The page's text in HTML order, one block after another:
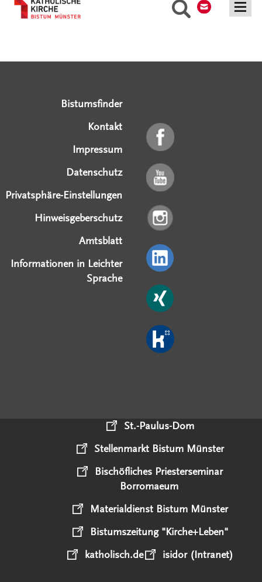
Suche
Bistumsfinder
Kontakt
Impressum
Datenschutz
Privatsphäre-Einstellungen
Hinweisgeberschutz
Amtsblatt
Informationen in Leichter
Sprache
St.-Paulus-Dom
Stellenmarkt Bistum Münster
Bischöfliches Priesterseminar
Borromaeum
Materialdienst Bistum Münster
Bistumszeitung "Kirche+Leben"
katholisch.de
isidor (Intranet)